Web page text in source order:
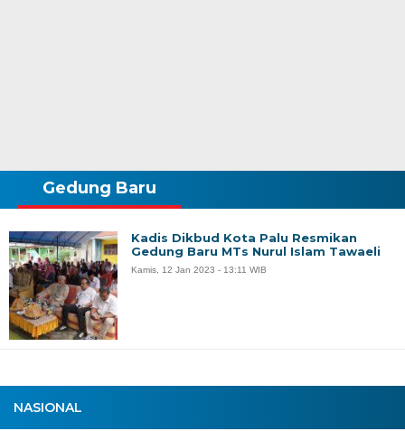
NASIONAL
Gedung Baru
Kadis Dikbud Kota Palu Resmikan
Gedung Baru MTs Nurul Islam Tawaeli
Kamis, 12 Jan 2023 - 13:11 WIB